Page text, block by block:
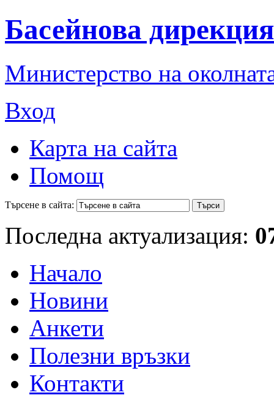
Басейнова
Министерство на
Вход
Карта на сайта
Помощ
Търсене в сайта:
Последна актуализация:
Начало
Новини
Анкети
Полезни връзки
Контакти